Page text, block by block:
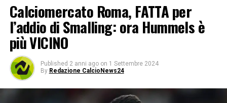
Calciomercato Roma, FATTA per
l’addio di Smalling: ora Hummels è
più VICINO
Published 2 anni ago on 1 Settembre 2024
By Redazione CalcioNews24